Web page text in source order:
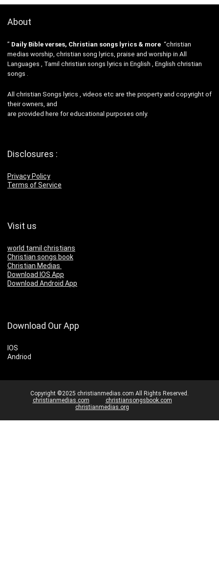
About
” Daily Bible verses, Christian songs lyrics & more “christian
medias worship, christian song lyrics, praise and worship in All
Languages , Tamil christian songs lyrics in English , English christian
songs .
All christian Songs lyrics , videos etc are the property and copyright of
their owners, and
are provided here for educational purposes only.
Disclosures :
Privacy Policy
Terms of Service
Visit us
world tamil christians
Christian songs book
Christian Medias
Download IOS App
Download Android App
Download Our App
IOS
Andriod
Copyright ©2025 christianmedias.com All Rights Reserved.
christianmedias.com
christiansongsbook.com
christianmedias.org